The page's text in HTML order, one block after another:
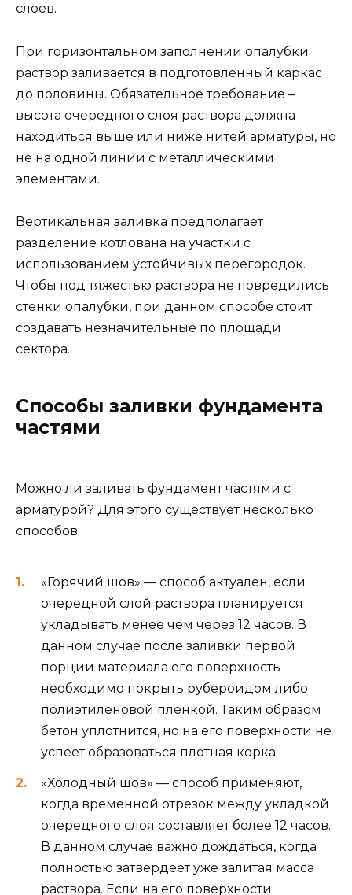
слоев.
При горизонтальном заполнении опалубки
раствор заливается в подготовленный каркас
до половины. Обязательное требование –
высота очередного слоя раствора должна
находиться выше или ниже нитей арматуры, но
не на одной линии с металлическими
элементами.
Вертикальная заливка предполагает
разделение котлована на участки с
использованием устойчивых перегородок.
Чтобы под тяжестью раствора не повредились
стенки опалубки, при данном способе стоит
создавать незначительные по площади
сектора.
Способы заливки фундамента
частями
Можно ли заливать фундамент частями с
арматурой? Для этого существует несколько
способов:
«Горячий шов» — способ актуален, если
очередной слой раствора планируется
укладывать менее чем через 12 часов. В
данном случае после заливки первой
порции материала его поверхность
необходимо покрыть рубероидом либо
полиэтиленовой пленкой. Таким образом
бетон уплотнится, но на его поверхности не
успеет образоваться плотная корка.
«Холодный шов» — способ применяют,
когда временной отрезок между укладкой
очередного слоя составляет более 12 часов.
В данном случае важно дождаться, когда
полностью затвердеет уже залитая масса
раствора. Если на его поверхности